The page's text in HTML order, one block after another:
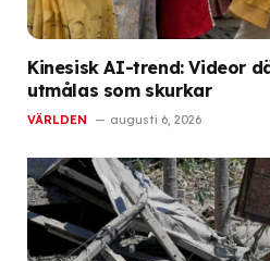
Kinesisk AI-trend: Videor
utmålas som skurkar
VÄRLDEN augusti 6, 2026